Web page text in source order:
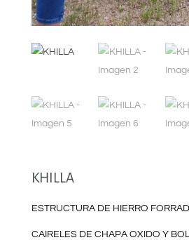
KHILLA
ESTRUCTURA DE HIERRO
CAIRELES DE CHAPA OXIDO Y